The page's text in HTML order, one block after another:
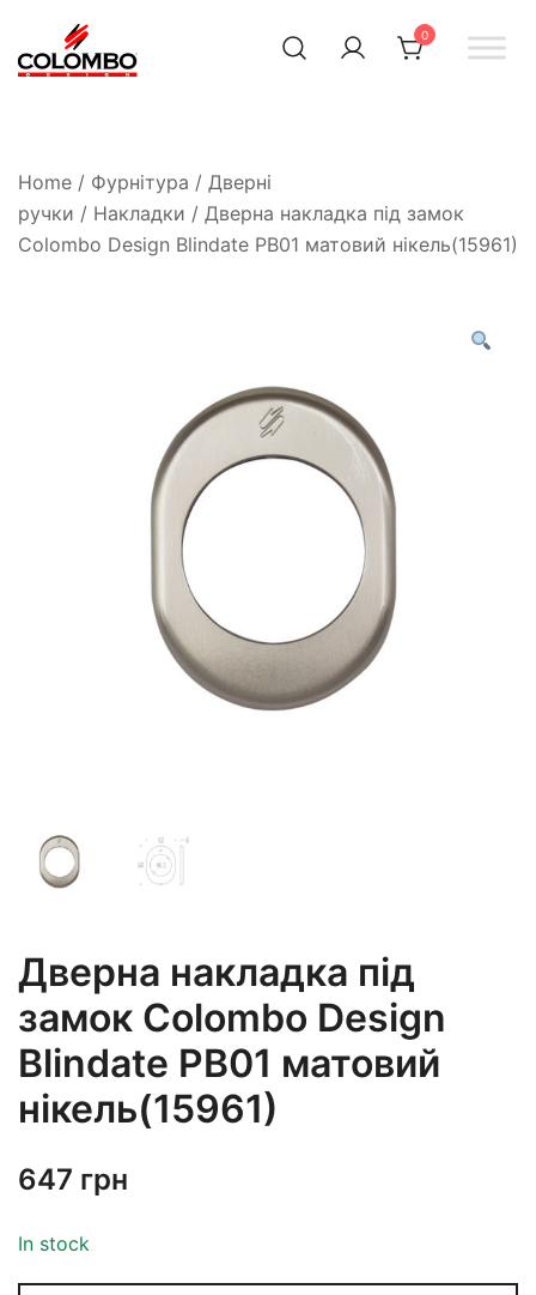
0
Home / Фурнітура / Дверні
ручки / Накладки / Дверна накладка під замок
Colombo Design Blindate PB01 матовий нікель(15961)
Дверна накладка під
замок Colombo Design
Blindate PB01 матовий
нікель(15961)
647 грн
In stock